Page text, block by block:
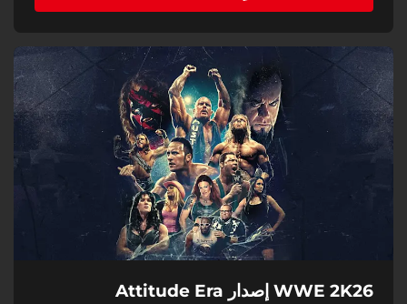
WWE 2K26 إصدار Attitude Era